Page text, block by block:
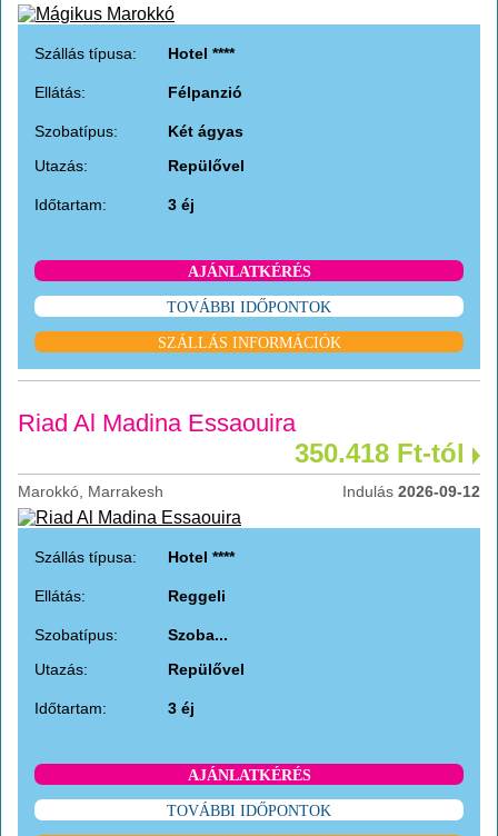
Szállás típusa: Hotel ****
Ellátás: Félpanzió
Szobatípus:
Két ágyas
Utazás:
Repülővel
Időtartam: 3 éj
AJÁNLATKÉRÉS
TOVÁBBI IDŐPONTOK
SZÁLLÁS INFORMÁCIÓK
Riad Al Madina Essaouira
350.418 Ft-tól
Marokkó, Marrakesh Indulás 2026-09-12
Szállás típusa: Hotel ****
Ellátás: Reggeli
Szobatípus:
Szoba...
Utazás:
Repülővel
Időtartam: 3 éj
AJÁNLATKÉRÉS
TOVÁBBI IDŐPONTOK